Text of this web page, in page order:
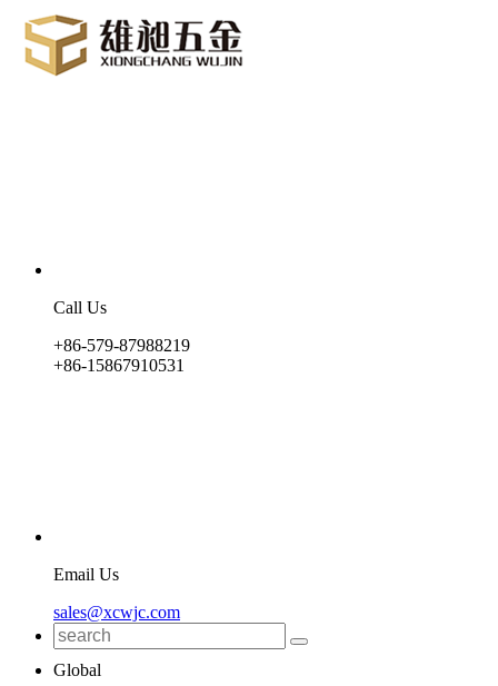
Call Us
+86-579-87988219
+86-15867910531
Email Us
sales@xcwjc.com
Global